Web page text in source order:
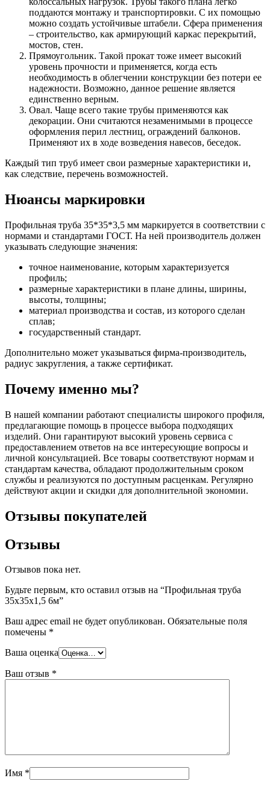
поддаются монтажу и транспортировки. С их помощью
можно создать устойчивые штабели. Сфера применения
– строительство, как армирующий каркас перекрытий,
мостов, стен.
Прямоугольник. Такой прокат тоже имеет высокий
уровень прочности и применяется, когда есть
необходимость в облегчении конструкции без потери ее
надежности. Возможно, данное решение является
единственно верным.
Овал. Чаще всего такие трубы применяются как
декорации. Они считаются незаменимыми в процессе
оформления перил лестниц, ограждений балконов.
Применяют их в ходе возведения навесов, беседок.
Каждый тип труб имеет свои размерные характеристики и,
как следствие, перечень возможностей.
Нюансы маркировки
Профильная труба 35*35*3,5 мм маркируется в соответствии с
нормами и стандартами ГОСТ. На ней производитель должен
указывать следующие значения:
точное наименование, которым характеризуется
профиль;
размерные характеристики в плане длины, ширины,
высоты, толщины;
материал производства и состав, из которого сделан
сплав;
государственный стандарт.
Дополнительно может указываться фирма-производитель,
радиус закругления, а также сертификат.
Почему именно мы?
В нашей компании работают специалисты широкого профиля,
предлагающие помощь в процессе выбора подходящих
изделий. Они гарантируют высокий уровень сервиса с
предоставлением ответов на все интересующие вопросы и
личной консультацией. Все товары соответствуют нормам и
стандартам качества, обладают продолжительным сроком
службы и реализуются по доступным расценкам. Регулярно
действуют акции и скидки для дополнительной экономии.
Отзывы покупателей
Отзывы
Отзывов пока нет.
Будьте первым, кто оставил отзыв на “Профильная труба
35х35х1,5 6м”
Ваш адрес email не будет опубликован. Обязательные поля
помечены *
Ваша оценка
Ваш отзыв *
Имя *